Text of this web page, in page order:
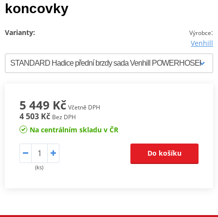
koncovky
Výrobce:
Venhill
Varianty:
5 449 Kč Včetně DPH
4 503 Kč Bez DPH
Na centrálním skladu v ČR
(ks)
Do košíku